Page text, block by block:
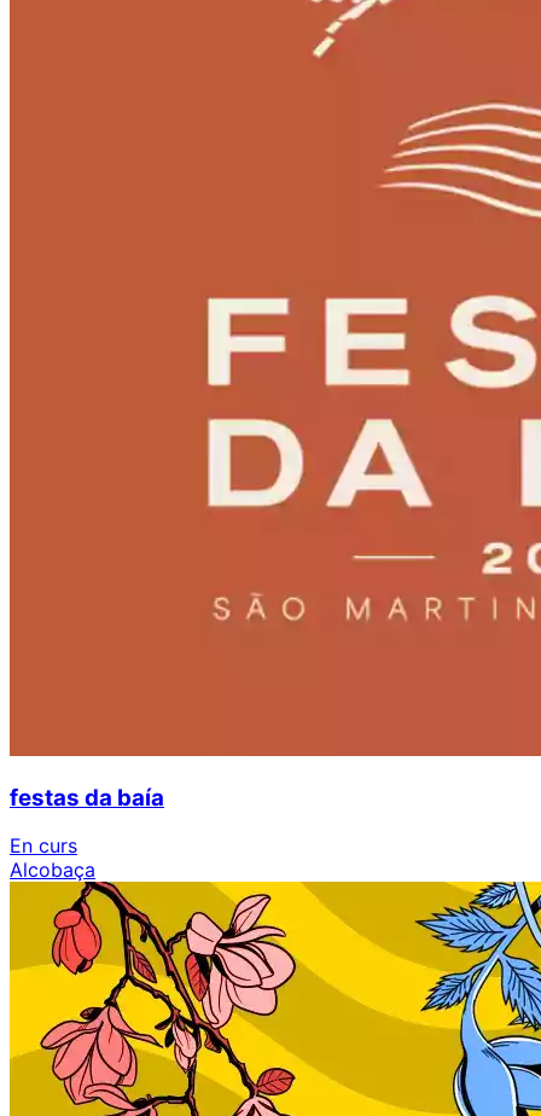
festas da baía
En curs
Alcobaça